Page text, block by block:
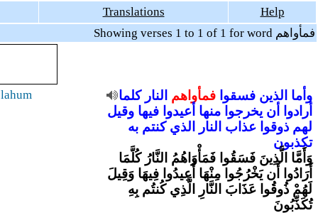
Translations
Help
Showing verses 1 to 1 of 1 for word فمأواهم
وأما الذين فسقوا فمأواهم النار كلما
أرادوا
أن يخرجوا منها أعيدوا فيها وقيل
لهم ذوقوا عذاب النار الذي كنتم به
تكذبون
وَأَمَّا الَّذِينَ فَسَقُوا فَمَأْوَاهُمُ النَّارُ كُلَّمَا
أَرَادُوا أَن يَخْرُجُوا مِنْهَا أُعِيدُوا فِيهَا وَقِيلَ
لَهُمْ ذُوقُوا عَذَابَ النَّارِ الَّذِي كُنتُم بِهِ
تُكَذِّبُونَ